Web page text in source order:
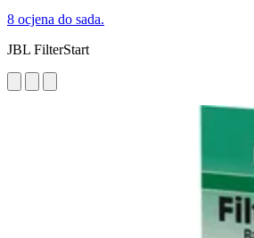
8 ocjena do sada.
JBL FilterStart